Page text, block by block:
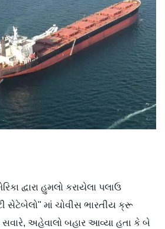
દ્વારા હુમલો કરાયેલા પલાઉ
સેટેબેલો" માં ચોવીસ ભારતીય ક્રૂ
અહેવાલો બહાર આવ્યા હતા કે બે